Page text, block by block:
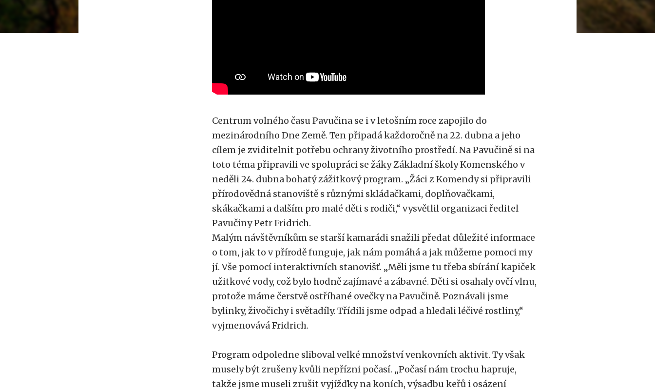
Centrum volného času Pavučina se i v letošním roce zapojilo do
mezinárodního Dne Země. Ten připadá každoročně na 22. dubna a jeho
cílem je zviditelnit potřebu ochrany životního prostředí. Na Pavučině si na
toto téma připravili ve spolupráci se žáky Základní školy Komenského v
neděli 24. dubna bohatý zážitkový program. „Žáci z Komendy si připravili
přírodovědná stanoviště s různými skládačkami, doplňovačkami,
skákačkami a dalším pro malé děti s rodiči,“ vysvětlil organizaci ředitel
Pavučiny Petr Fridrich.
Malým návštěvníkům se starší kamarádi snažili předat důležité informace
o tom, jak to v přírodě funguje, jak nám pomáhá a jak můžeme pomoci my
jí. Vše pomocí interaktivních stanovišť. „Měli jsme tu třeba sbírání kapiček
užitkové vody, což bylo hodně zajímavé a zábavné. Děti si osahaly ovčí vlnu,
protože máme čerstvě ostříhané ovečky na Pavučině. Poznávali jsme
bylinky, živočichy i světadíly. Třídili jsme odpad a hledali léčivé rostliny,“
vyjmenovává Fridrich.
Program odpoledne sliboval velké množství venkovních aktivit. Ty však
musely být zrušeny kvůli nepřízni počasí. „Počasí nám trochu hapruje,
takže jsme museli zrušit vyjížďky na koních, výsadbu keřů i osázení